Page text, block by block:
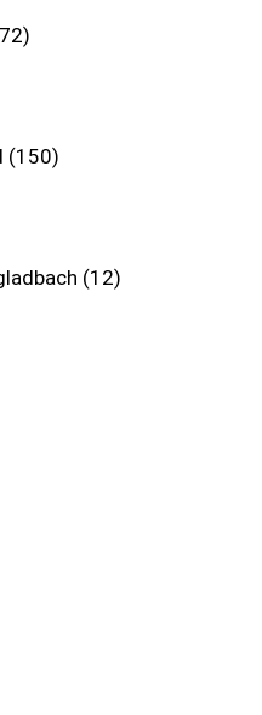
150
12